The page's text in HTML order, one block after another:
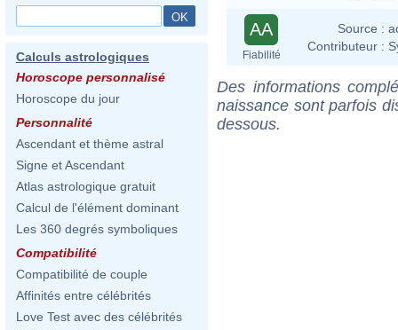
Calculs astrologiques
Horoscope personnalisé
Horoscope du jour
Personnalité
Ascendant et thème astral
Signe et Ascendant
Atlas astrologique gratuit
Calcul de l'élément dominant
Les 360 degrés symboliques
Compatibilité
Compatibilité de couple
Affinités entre célébrités
Love Test avec des célébrités
AA
Fiabilité
Source :
Contributeur :
Des informations
naissance sont parfois
dessous.